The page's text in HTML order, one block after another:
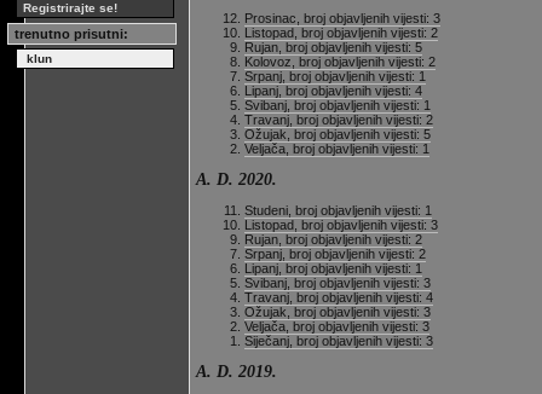
Registrirajte se!
trenutno prisutni:
klun
Prosinac, broj objavljenih vijesti: 3
Listopad, broj objavljenih vijesti: 2
Rujan, broj objavljenih vijesti: 5
Kolovoz, broj objavljenih vijesti: 2
Srpanj, broj objavljenih vijesti: 1
Lipanj, broj objavljenih vijesti: 4
Svibanj, broj objavljenih vijesti: 1
Travanj, broj objavljenih vijesti: 2
Ožujak, broj objavljenih vijesti: 5
Veljača, broj objavljenih vijesti: 1
A. D. 2020.
Studeni, broj objavljenih vijesti: 1
Listopad, broj objavljenih vijesti: 3
Rujan, broj objavljenih vijesti: 2
Srpanj, broj objavljenih vijesti: 2
Lipanj, broj objavljenih vijesti: 1
Svibanj, broj objavljenih vijesti: 3
Travanj, broj objavljenih vijesti: 4
Ožujak, broj objavljenih vijesti: 3
Veljača, broj objavljenih vijesti: 3
Siječanj, broj objavljenih vijesti: 3
A. D. 2019.